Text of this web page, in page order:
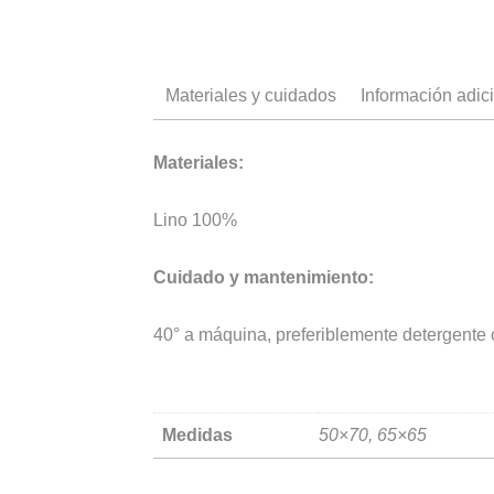
Materiales y cuidados Información
Materiales:
Lino 100%
Cuidado y mantenimiento:
40° a máquina, preferiblemente detergente
Medidas 50×70, 65×65